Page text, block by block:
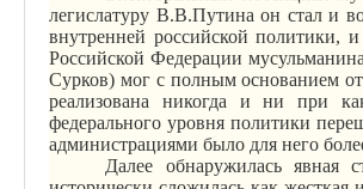
легислатуру В.В.Путина он стал и
внутренней российской политики,
Российской Федерации
Сурков) мог с полным основанием
реализована никогда и ни при
федерального уровня политики
администрациями было для него
Далее обнаружилась явная